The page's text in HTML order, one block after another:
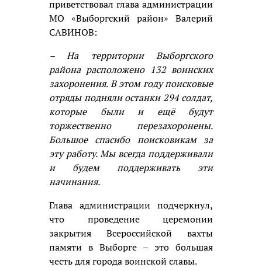
приветствовал глава администрации
МО «Выборгский район» Валерий
САВИНОВ:
– На территории Выборгского
района расположено 132 воинских
захоронения. В этом году поисковые
отряды подняли останки 294 солдат,
которые были и ещё будут
торжественно перезахоронены.
Большое спасибо поисковикам за
эту работу. Мы всегда поддерживали
и будем поддерживать эти
начинания.
Глава администрации подчеркнул,
что проведение церемонии
закрытия Всероссийской вахты
памяти в Выборге – это большая
честь для города воинской славы.